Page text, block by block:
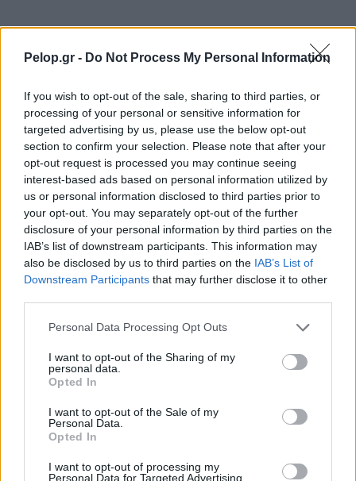
Pelop.gr - Do Not Process My Personal Information
If you wish to opt-out of the sale, sharing to third parties, or
processing of your personal or sensitive information for
targeted advertising by us, please use the below opt-out
section to confirm your selection. Please note that after your
opt-out request is processed you may continue seeing
interest-based ads based on personal information utilized by
us or personal information disclosed to third parties prior to
your opt-out. You may separately opt-out of the further
disclosure of your personal information by third parties on the
IAB’s list of downstream participants. This information may
also be disclosed by us to third parties on the IAB’s List of
Downstream Participants that may further disclose it to other
Please note that this website/app uses one or more Google
not limited to your visit or usage behaviour. You may click to
grant or deny consent to Google and its third-party tags to
use your data for below specified purposes in below Google
consent section.
Personal Data Processing Opt Outs
I want to opt-out of the Sharing of my
personal data.
Opted In
I want to opt-out of the Sale of my
Personal Data.
Opted In
I want to opt-out of processing my
Personal Data for Targeted Advertising.
ΡΟΗ ΕΙΔΗΣΕΩΝ
εμπειρίες και το απαιτητικό της επάγγελμα
«Λένε προδότες και πληρωμένους όσους
αποχωρούν», αποχώρηση με αιχμές από το
Η Ελλάδα θα διεκδικήσει την 9η θέση στο
Παγκόσμιο πρωτάθλημα Παίδων
Τεσσάρων χρονών παιδί βρέθηκε νεκρό σε